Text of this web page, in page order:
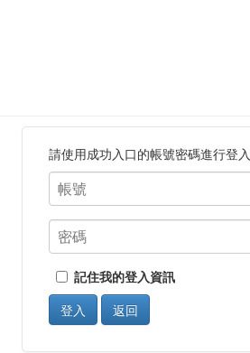
請使用成功入口的帳號密碼進行登入
記住我的登入資訊
登入
返回